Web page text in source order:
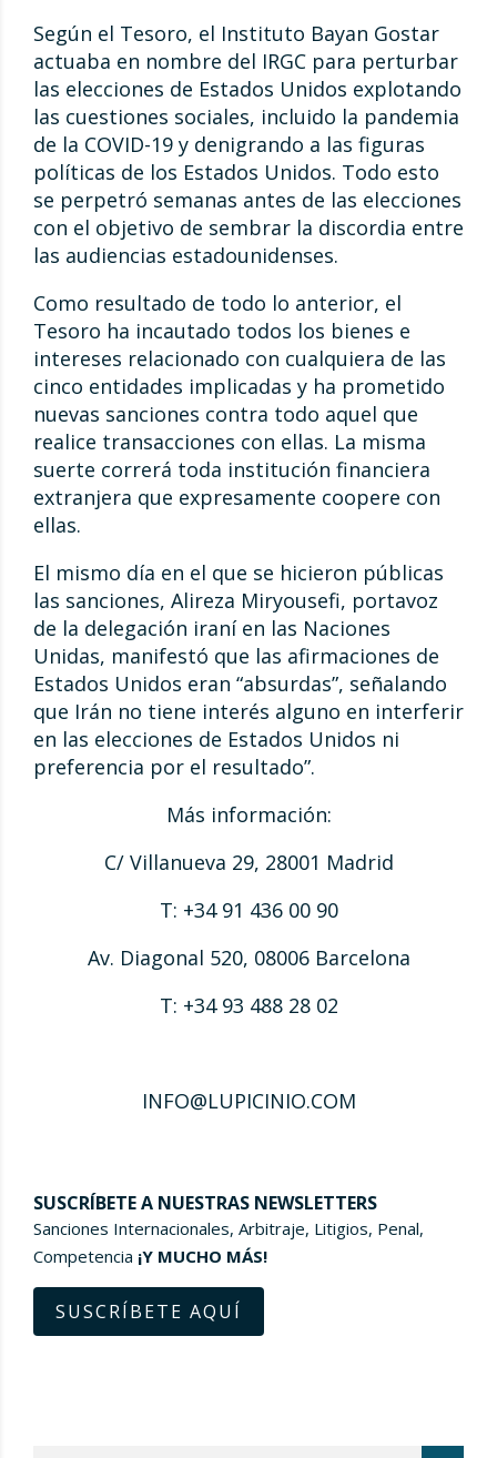
Según el Tesoro, el Instituto Bayan Gostar
actuaba en nombre del IRGC para perturbar
las elecciones de Estados Unidos explotando
las cuestiones sociales, incluido la pandemia
de la COVID-19 y denigrando a las figuras
políticas de los Estados Unidos. Todo esto
se perpetró semanas antes de las elecciones
con el objetivo de sembrar la discordia entre
las audiencias estadounidenses.
Como resultado de todo lo anterior, el
Tesoro ha incautado todos los bienes e
intereses relacionado con cualquiera de las
cinco entidades implicadas y ha prometido
nuevas sanciones contra todo aquel que
realice transacciones con ellas. La misma
suerte correrá toda institución financiera
extranjera que expresamente coopere con
ellas.
El mismo día en el que se hicieron públicas
las sanciones, Alireza Miryousefi, portavoz
de la delegación iraní en las Naciones
Unidas, manifestó que las afirmaciones de
Estados Unidos eran “absurdas”, señalando
que Irán no tiene interés alguno en interferir
en las elecciones de Estados Unidos ni
preferencia por el resultado”.
Más información:
C/ Villanueva 29, 28001 Madrid
T: +34 91 436 00 90
Av. Diagonal 520, 08006 Barcelona
T: +34 93 488 28 02
INFO@LUPICINIO.COM
SUSCRÍBETE A NUESTRAS NEWSLETTERS
Sanciones Internacionales, Arbitraje, Litigios, Penal,
Competencia ¡Y MUCHO MÁS!
SUSCRÍBETE AQUÍ